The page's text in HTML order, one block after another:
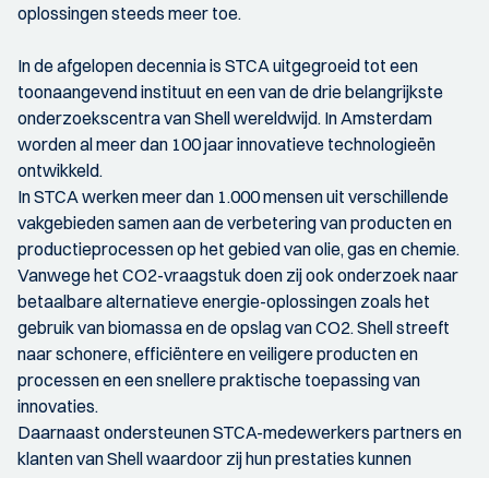
oplossingen steeds meer toe.
In de afgelopen decennia is STCA uitgegroeid tot een
toonaangevend instituut en een van de drie belangrijkste
onderzoekscentra van Shell wereldwijd. In Amsterdam
worden al meer dan 100 jaar innovatieve technologieën
ontwikkeld.
In STCA werken meer dan 1.000 mensen uit verschillende
vakgebieden samen aan de verbetering van producten en
productieprocessen op het gebied van olie, gas en chemie.
Vanwege het CO2-vraagstuk doen zij ook onderzoek naar
betaalbare alternatieve energie-oplossingen zoals het
gebruik van biomassa en de opslag van CO2. Shell streeft
naar schonere, efficiëntere en veiligere producten en
processen en een snellere praktische toepassing van
innovaties.
Daarnaast ondersteunen STCA-medewerkers partners en
klanten van Shell waardoor zij hun prestaties kunnen